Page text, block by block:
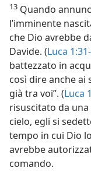
13 Quando
l’imminente
che Dio avrebbe
Davide. (Luca
battezzato in
così dire anche ai
già tra voi”. (Luca
risuscitato da
cielo, egli si
tempo in cui Dio
avrebbe
comando.